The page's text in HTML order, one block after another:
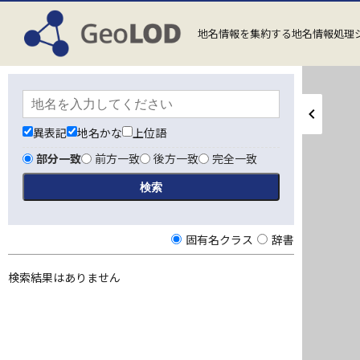
地名情報を集約する地名情報処理
異表記 地名かな
上位語
部分一致
前方一致 後方一致 完全一致
固有名クラス 辞書
検索結果はありません